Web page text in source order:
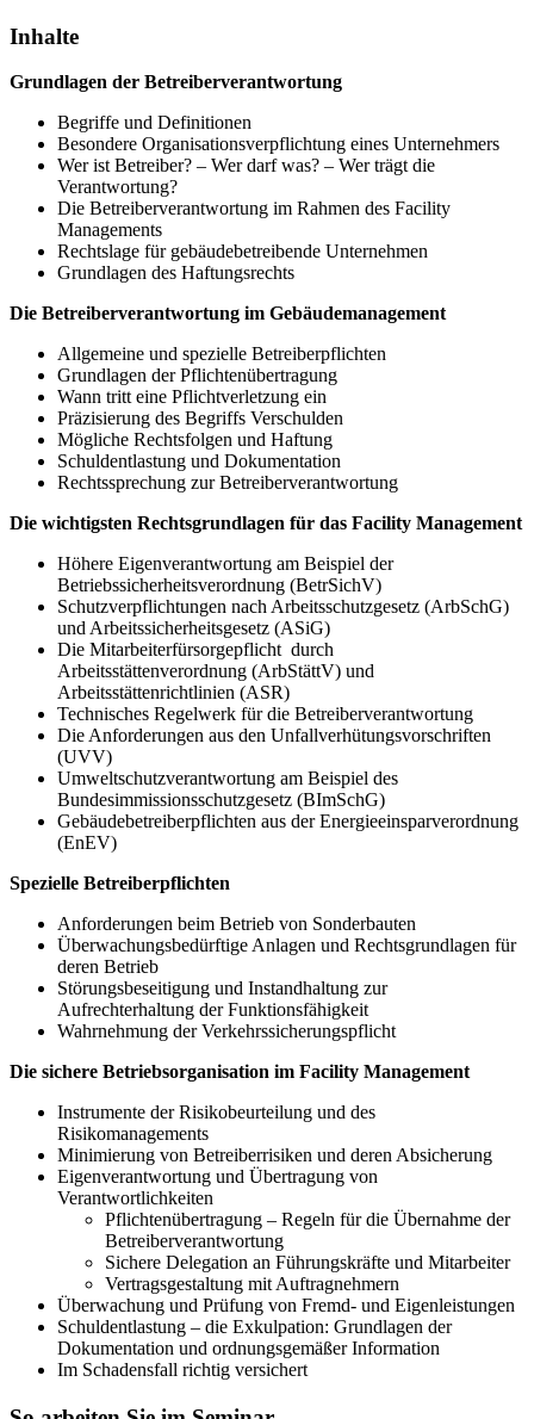
Inhalte
Grundlagen der Betreiberverantwortung
Begriffe und Definitionen
Besondere Organisationsverpflichtung eines Unternehmers
Wer ist Betreiber? – Wer darf was? – Wer trägt die
Verantwortung?
Die Betreiberverantwortung im Rahmen des Facility
Managements
Rechtslage für gebäudebetreibende Unternehmen
Grundlagen des Haftungsrechts
Die Betreiberverantwortung im Gebäudemanagement
Allgemeine und spezielle Betreiberpflichten
Grundlagen der Pflichtenübertragung
Wann tritt eine Pflichtverletzung ein
Präzisierung des Begriffs Verschulden
Mögliche Rechtsfolgen und Haftung
Schuldentlastung und Dokumentation
Rechtssprechung zur Betreiberverantwortung
Die wichtigsten Rechtsgrundlagen für das Facility Management
Höhere Eigenverantwortung am Beispiel der
Betriebssicherheitsverordnung (BetrSichV)
Schutzverpflichtungen nach Arbeitsschutzgesetz (ArbSchG)
und Arbeitssicherheitsgesetz (ASiG)
Die Mitarbeiterfürsorgepflicht durch
Arbeitsstättenverordnung (ArbStättV) und
Arbeitsstättenrichtlinien (ASR)
Technisches Regelwerk für die Betreiberverantwortung
Die Anforderungen aus den Unfallverhütungsvorschriften
(UVV)
Umweltschutzverantwortung am Beispiel des
Bundesimmissionsschutzgesetz (BImSchG)
Gebäudebetreiberpflichten aus der Energieeinsparverordnung
(EnEV)
Spezielle Betreiberpflichten
Anforderungen beim Betrieb von Sonderbauten
Überwachungsbedürftige Anlagen und Rechtsgrundlagen für
deren Betrieb
Störungsbeseitigung und Instandhaltung zur
Aufrechterhaltung der Funktionsfähigkeit
Wahrnehmung der Verkehrssicherungspflicht
Die sichere Betriebsorganisation im Facility Management
Instrumente der Risikobeurteilung und des
Risikomanagements
Minimierung von Betreiberrisiken und deren Absicherung
Eigenverantwortung und Übertragung von
Verantwortlichkeiten
Pflichtenübertragung – Regeln für die Übernahme der
Betreiberverantwortung
Sichere Delegation an Führungskräfte und Mitarbeiter
Vertragsgestaltung mit Auftragnehmern
Überwachung und Prüfung von Fremd- und Eigenleistungen
Schuldentlastung – die Exkulpation: Grundlagen der
Dokumentation und ordnungsgemäßer Information
Im Schadensfall richtig versichert